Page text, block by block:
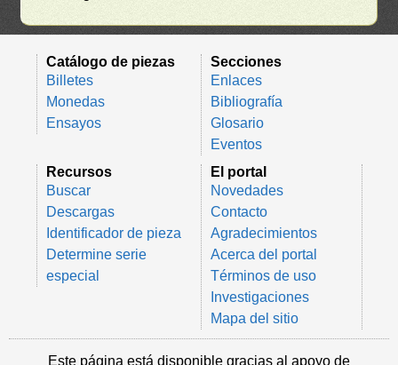
Catálogo de piezas
Billetes
Monedas
Ensayos
Secciones
Enlaces
Bibliografía
Glosario
Eventos
Recursos
Buscar
Descargas
Identificador de pieza
Determine serie
especial
El portal
Novedades
Contacto
Agradecimientos
Acerca del portal
Términos de uso
Investigaciones
Mapa del sitio
Este página está disponible gracias al apoyo de